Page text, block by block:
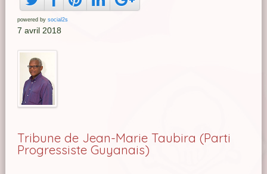
powered by social2s
7 avril 2018
Tribune de Jean-Marie Taubira (Parti
Progressiste Guyanais)